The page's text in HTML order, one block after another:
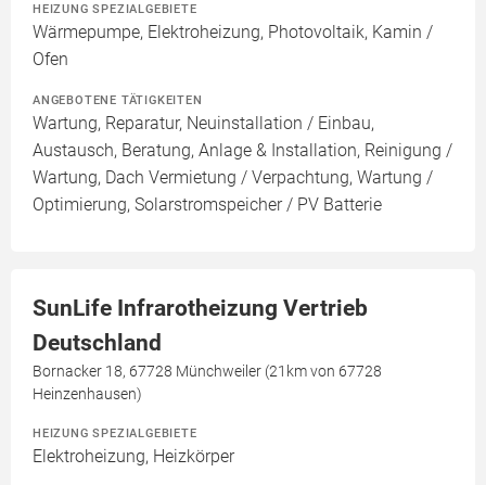
HEIZUNG SPEZIALGEBIETE
Wärmepumpe, Elektroheizung, Photovoltaik, Kamin /
Ofen
ANGEBOTENE TÄTIGKEITEN
Wartung, Reparatur, Neuinstallation / Einbau,
Austausch, Beratung, Anlage & Installation, Reinigung /
Wartung, Dach Vermietung / Verpachtung, Wartung /
Optimierung, Solarstromspeicher / PV Batterie
SunLife Infrarotheizung Vertrieb
Deutschland
Bornacker 18, 67728 Münchweiler (21km von 67728
Heinzenhausen)
HEIZUNG SPEZIALGEBIETE
Elektroheizung, Heizkörper